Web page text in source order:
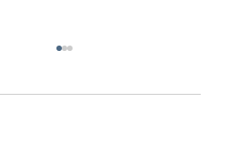
Whatsapp of Facetime